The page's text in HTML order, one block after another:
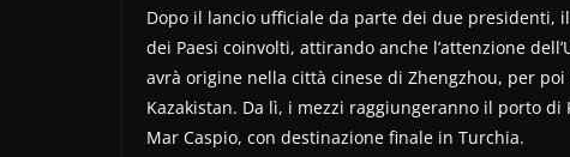
Dopo il lancio ufficiale da parte dei due presidenti,
dei Paesi coinvolti, attirando anche l’attenzione
avrà origine nella città cinese di Zhengzhou, per
Kazakistan. Da lì, i mezzi raggiungeranno il porto
Mar Caspio, con destinazione finale in Turchia.